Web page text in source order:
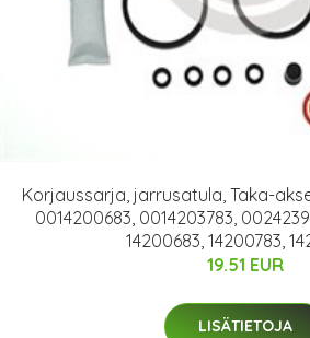
Korjaussarja, jarrusatula, Taka-
0014200683, 0014203783,
14200683, 14200783,
19.51 EUR
LISÄTIETOJA